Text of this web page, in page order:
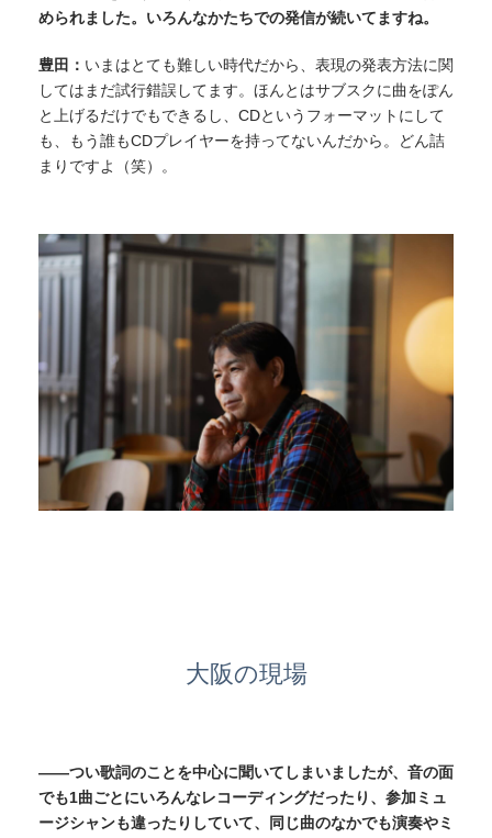
められました。いろんなかたちでの発信が続いてますね。
豊田： いまはとても難しい時代だから、表現の発表方法に関
してはまだ試行錯誤してます。ほんとはサブスクに曲をぽん
と上げるだけでもできるし、CDというフォーマットにして
も、もう誰もCDプレイヤーを持ってないんだから。どん詰
まりですよ（笑）。
大阪の現場
——つい歌詞のことを中心に聞いてしまいましたが、音の面
でも1曲ごとにいろんなレコーディングだったり、参加ミュ
ージシャンも違ったりしていて、同じ曲のなかでも演奏やミ